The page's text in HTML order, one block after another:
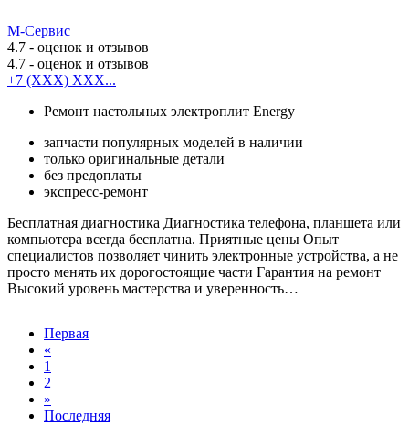
М-Сервис
4.7 - оценок и отзывов
4.7 - оценок и отзывов
+7 (XXX) XXX...
Ремонт настольных электроплит Energy
запчасти популярных моделей в наличии
только оригинальные детали
без предоплаты
экспресс-ремонт
Бесплатная диагностика Диагностика телефона, планшета или
компьютера всегда бесплатна. Приятные цены Опыт
специалистов позволяет чинить электронные устройства, а не
просто менять их дорогостоящие части Гарантия на ремонт
Высокий уровень мастерства и уверенность…
Первая
«
1
2
»
Последняя